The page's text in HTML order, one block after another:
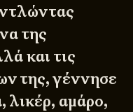
της
και τις
της, γέννησε
λικέρ, αμάρο,